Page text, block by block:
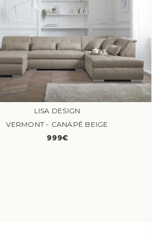
LISA DESIGN
VERMONT - CANAPÉ BEIGE
999€